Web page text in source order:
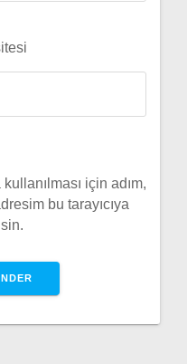
için adım,
bu tarayıcıya